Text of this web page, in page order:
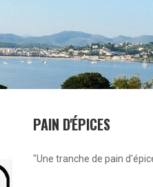
PAIN D'ÉPICES
"Une tranche de pain